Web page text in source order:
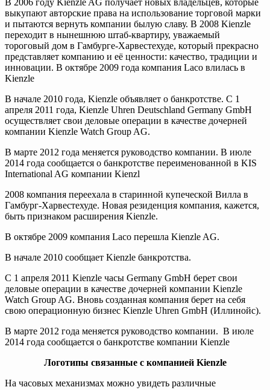
выкупают авторские права на использование торговой марки
и пытаются вернуть компании былую славу. В 2008 Kienzle
переходит в нынешнюю штаб-квартиру, уважаемый
тороговый дом в Гамбурге-Харвестехуде, который прекрасно
представляет компанию и её ценности: качество, традиции и
инновации. В октябре 2009 года компания Laco влилась в
Kienzle
В начале 2010 года, Kienzle объявляет о банкротстве. С 1
апреля 2011 года, Kienzle Uhren Deutschland Germany GmbH
осуществляет свои деловые операции в качестве дочерней
компании Kienzle Watch Group AG.
В марте 2012 года меняется руководство компании. В июле
2014 года сообщается о банкротстве переименованной в KIS
International AG компании Kienzl
2008 компания переехала в старинной купеческой Вилла в
Гамбург-Харвестехуде. Новая резиденция компания, кажется,
быть признаком расширения Kienzle.
В октябре 2009 компания Laco перешла Kienzle AG.
В начале 2010 сообщает Kienzle банкротства.
С 1 апреля 2011 Kienzle часы Germany GmbH берет свои
деловые операции в качестве дочерней компании Kienzle
Watch Group AG. Вновь созданная компания берет на себя
свою операционную бизнес Kienzle Uhren GmbH (Иллинойс).
В марте 2012 года меняется руководство компании. В июле
2014 года сообщается о банкротстве компании Kienzle
Логотипы связанные с компанией Kienzle
На часовых механизмах можно увидеть различные